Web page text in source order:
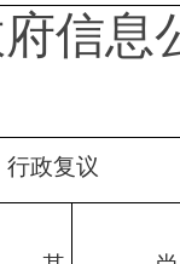
信息
行政复议